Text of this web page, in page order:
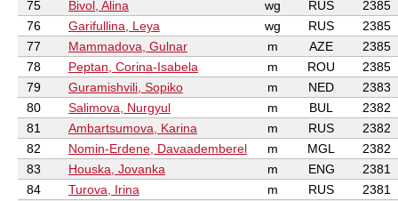
75
Bivol, Alina wg RUS
2385
76
Garifullina, Leya wg RUS
2385
77
Mammadova, Gulnar m AZE
2385
78
Peptan, Corina-Isabela m ROU
2385
79
Guramishvili, Sopiko m NED
2383
80
Salimova, Nurgyul m BUL
2382
81
Ambartsumova, Karina m RUS
2382
82
Nomin-Erdene, Davaademberel m MGL
2382
83
Houska, Jovanka m ENG
2381
84
Turova, Irina m RUS
2381